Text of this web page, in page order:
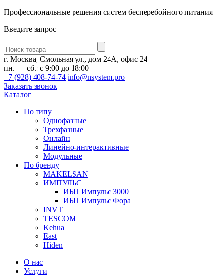
Профессиональные решения систем бесперебойного питания
Введите запрос
Введите
запрос
г. Москва, Смольная ул., дом 24А, офис 24
пн. — сб.: с 9:00 до 18:00
+7 (928) 408-74-74 info@nsystem.pro
Заказать звонок
Каталог
По типу
Однофазные
Трехфазные
Онлайн
Линейно-интерактивные
Модульные
По бренду
MAKELSAN
ИМПУЛЬС
ИБП Импульс 3000
ИБП Импульс Фора
INVT
TESCOM
Kehua
East
Hiden
О нас
Услуги